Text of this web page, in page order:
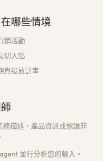
哪些情境
銷活動
切入點
與投放計畫
描述、產品資訊或想讓非
並行分析您的輸入。